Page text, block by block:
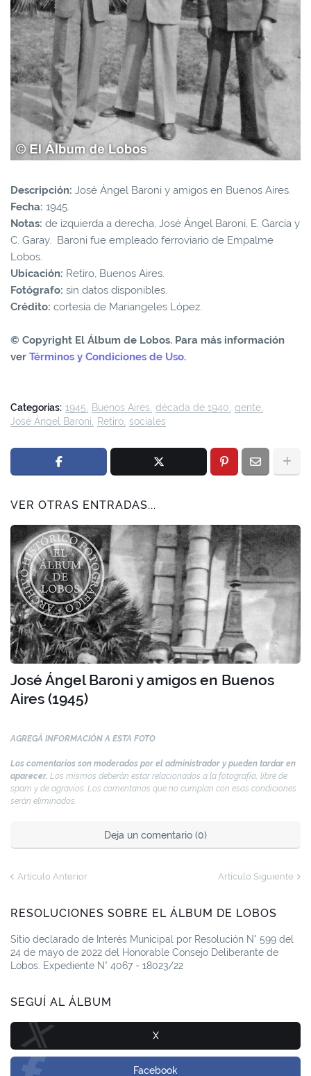
Descripción: José Ángel Baroni y amigos en Buenos Aires.
Fecha: 1945.
Notas: de izquierda a derecha, José Ángel Baroni, E. García y
C. Garay. Baroni fue empleado ferroviario de Empalme
Lobos.
Ubicación: Retiro, Buenos Aires.
Fotógrafo: sin datos disponibles.
Crédito: cortesía de Mariangeles López.
© Copyright El Álbum de Lobos. Para más información
ver Términos y Condiciones de Uso.
Categorías: 1945 Buenos Aires década de 1940 gente
José Ángel Baroni
Retiro sociales
VER OTRAS ENTRADAS...
José Ángel Baroni y amigos en Buenos
Aires (1945)
AGREGÁ INFORMACIÓN A ESTA FOTO
Los comentarios son moderados por el administrador y pueden tardar en
aparecer. Los mismos deberán estar relacionados a la fotografía, libre de
spam y de agravios. Los comentarios que no cumplan con esas condiciones
serán eliminados.
Deja un comentario (0)
Artículo Anterior Artículo Siguiente
RESOLUCIONES SOBRE EL ÁLBUM DE LOBOS
Sitio declarado de Interés Municipal por Resolución N° 599 del
24 de mayo de 2022 del Honorable Consejo Deliberante de
Lobos. Expediente N° 4067 - 18023/22
SEGUÍ AL ÁLBUM
X
Facebook